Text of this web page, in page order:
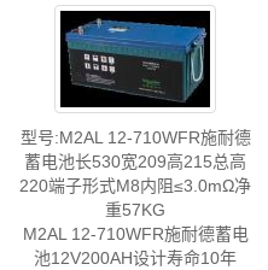
型号:M2AL 12-710WFR施耐德
蓄电池长530宽209高215总高
220端子形式M8内阻≤3.0mΩ净
重57KG
M2AL 12-710WFR施耐德蓄电
池12V200AH设计寿命10年